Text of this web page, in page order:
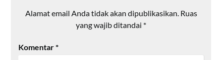
Alamat email Anda tidak akan dipublikasikan. Ruas
yang wajib ditandai *
Komentar*